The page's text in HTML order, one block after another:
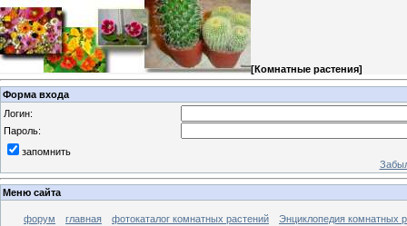
[Комнатные растения]
Форма входа
Логин:
Пароль:
запомнить
Меню сайта
форум главная фотокаталог комнатных растений
Энциклопедия комнатных